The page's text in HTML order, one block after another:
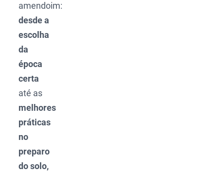
amendoim:
desde a
escolha
da
época
certa
até as
melhores
práticas
no
preparo
do solo,